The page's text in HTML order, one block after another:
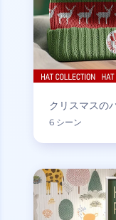
クリスマスの
6 シーン